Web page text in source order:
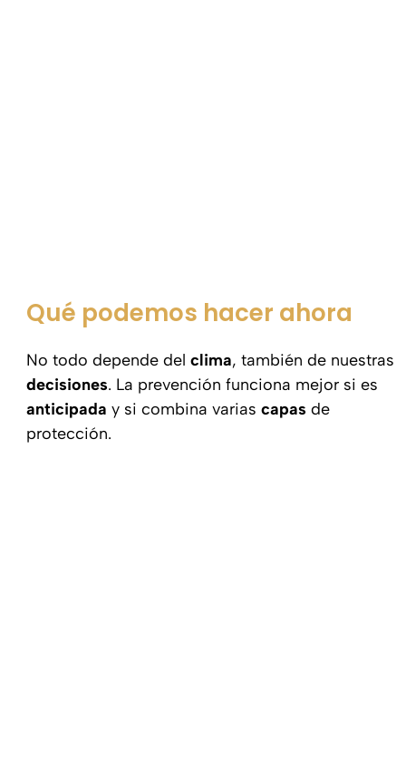
Qué podemos hacer ahora
No todo depende del clima, también de nuestras
decisiones. La prevención funciona mejor si es
anticipada y si combina varias capas de
protección.